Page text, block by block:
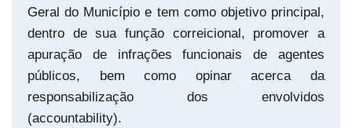
Geral do Município e tem como objetivo principal,
dentro de sua função correicional, promover a
apuração de infrações funcionais de agentes
públicos, bem como opinar acerca da
responsabilização dos envolvidos
(accountability).